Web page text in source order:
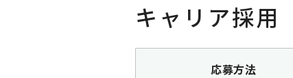
キャリア採用
応募方法